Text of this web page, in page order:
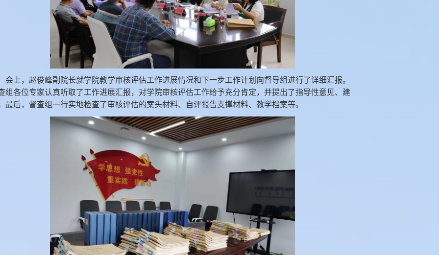
会上，赵俊峰副院长就学院教学审核评估工作进展情况和下一步工作计划向督导组进行了详细汇报。
组各位专家认真听取了工作进展汇报，对学院审核评估工作给予充分肯定，并提出了指导性意见、建
最后，督查组一行实地检查了审核评估的案头材料、自评报告支撑材料、教学档案等。